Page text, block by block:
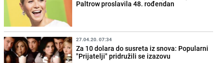
Paltrow proslavila 48. rođendan
27.04.20. 07:34
Za 10 dolara do susreta iz snova: Popularni
"Prijatelji" pridružili se izazovu